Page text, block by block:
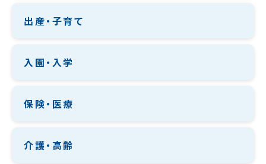
出産・子育て
入園・入学
保険・医療
介護・高齢